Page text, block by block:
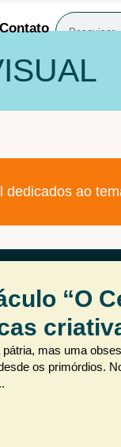
ao
“O
mas uma
os primórdios.